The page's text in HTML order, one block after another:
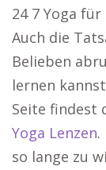
24 7 Yoga
Auch die
Belieben
lernen
Seite findest
Yoga Lenzen.
so lange zu